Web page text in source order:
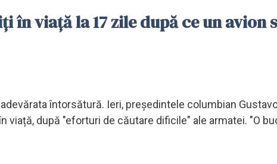
în viață la 17 zile după ce un avion
întorsătură. Ieri, președintele columbian
după "eforturi de căutare dificile" ale armatei. "O